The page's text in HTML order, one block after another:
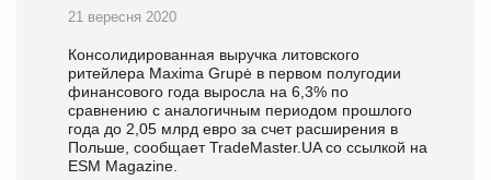
21 вересня 2020
Консолидированная выручка литовского
ритейлера Maxima Grupė в первом полугодии
финансового года выросла на 6,3% по
сравнению с аналогичным периодом прошлого
года до 2,05 млрд евро за счет расширения в
Польше, сообщает TradeMaster.UA со ссылкой на
ESM Magazine.